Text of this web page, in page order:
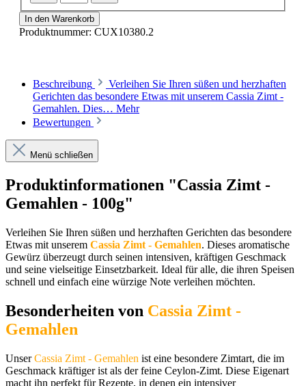
In den Warenkorb
Produktnummer: CUX10380.2
Beschreibung
Verleihen Sie Ihren süßen und herzhaften
Gerichten das besondere Etwas mit unserem Cassia Zimt -
Gemahlen. Dies… Mehr
Bewertungen
Menü schließen
Produktinformationen "Cassia Zimt -
Gemahlen - 100g"
Verleihen Sie Ihren süßen und herzhaften Gerichten das besondere
Etwas mit unserem Cassia Zimt - Gemahlen. Dieses aromatische
Gewürz überzeugt durch seinen intensiven, kräftigen Geschmack
und seine vielseitige Einsetzbarkeit. Ideal für alle, die ihren Speisen
schnell und einfach eine würzige Note verleihen möchten.
Besonderheiten von Cassia Zimt -
Gemahlen
UnserCassia Zimt - Gemahlen ist eine besondere Zimtart, die im
Geschmack kräftiger ist als der feine Ceylon-Zimt. Diese Eigenart
macht ihn perfekt für Rezepte, in denen ein intensiver